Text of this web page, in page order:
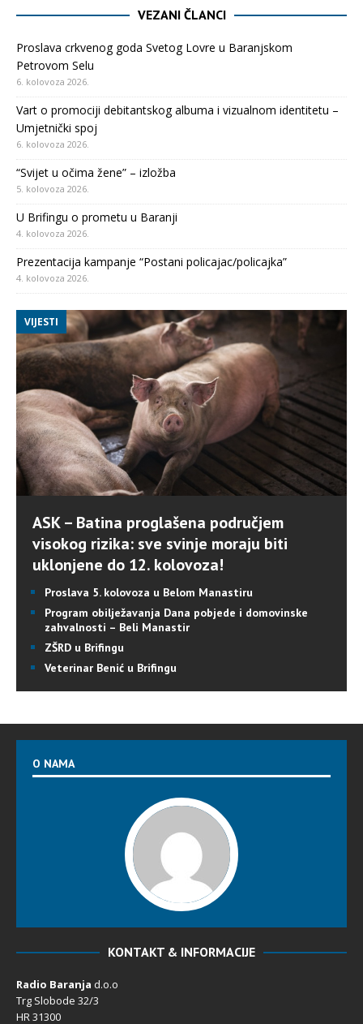
VEZANI ČLANCI
Proslava crkvenog goda Svetog Lovre u Baranjskom
Petrovom Selu
6. kolovoza 2026.
Vart o promociji debitantskog albuma i vizualnom identitetu –
Umjetnički spoj
6. kolovoza 2026.
“Svijet u očima žene” – izložba
5. kolovoza 2026.
U Brifingu o prometu u Baranji
4. kolovoza 2026.
Prezentacija kampanje “Postani policajac/policajka”
4. kolovoza 2026.
VIJESTI
ASK – Batina proglašena područjem
visokog rizika: sve svinje moraju biti
uklonjene do 12. kolovoza!
Proslava 5. kolovoza u Belom Manastiru
Program obilježavanja Dana pobjede i domovinske
zahvalnosti – Beli Manastir
ZŠRD u Brifingu
Veterinar Benić u Brifingu
O NAMA
KONTAKT & INFORMACIJE
Radio Baranja d.o.o
Trg Slobode 32/3
HR 31300